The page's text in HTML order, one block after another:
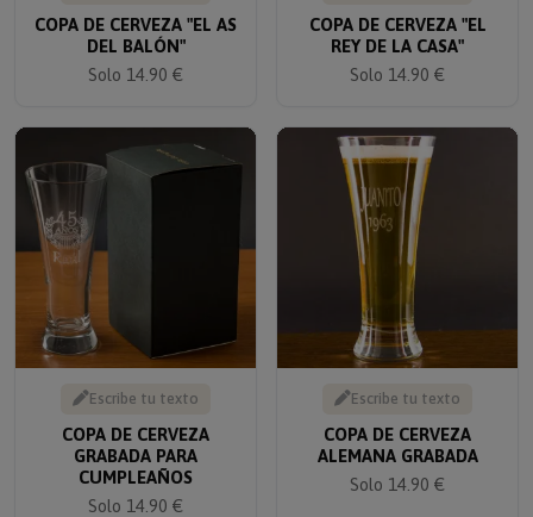
COPA DE CERVEZA "EL AS
DEL BALÓN"
Solo 14.90 €
COPA DE CERVEZA "EL
REY DE LA CASA"
Solo 14.90 €
Escribe tu texto
COPA DE CERVEZA
GRABADA PARA
CUMPLEAÑOS
Solo 14.90 €
Escribe tu texto
COPA DE CERVEZA
ALEMANA GRABADA
Solo 14.90 €